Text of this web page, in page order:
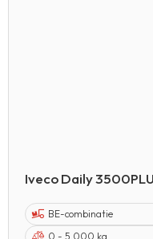
Iveco Daily
BE-combinatie
0 - 5.000 kg